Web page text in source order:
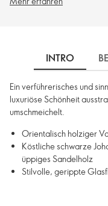
INTRO
Ein verführerisches und
luxuriöse Schönheit
umschmeichelt.
Orientalisch holziger
Köstliche schwarze
üppiges Sandelholz
Stilvolle, gerippte